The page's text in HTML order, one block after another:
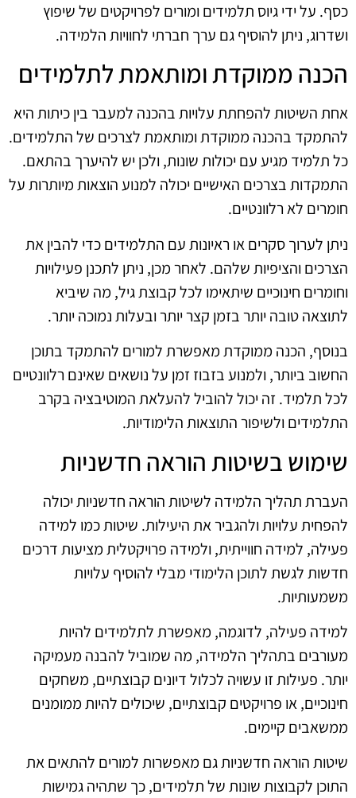
כסף. על ידי גיוס תלמידים ומורים לפרויקטים של שיפוץ
ושדרוג, ניתן להוסיף גם ערך חברתי לחוויות הלמידה.
הכנה ממוקדת ומותאמת לתלמידים
אחת השיטות להפחתת עלויות בהכנה למעבר בין כיתות היא
להתמקד בהכנה ממוקדת ומותאמת לצרכים של התלמידים.
כל תלמיד מגיע עם יכולות שונות, ולכן יש להיערך בהתאם.
התמקדות בצרכים האישיים יכולה למנוע הוצאות מיותרות על
חומרים לא רלוונטיים.
ניתן לערוך סקרים או ראיונות עם התלמידים כדי להבין את
הצרכים והציפיות שלהם. לאחר מכן, ניתן לתכנן פעילויות
וחומרים חינוכיים שיתאימו לכל קבוצת גיל, מה שיביא
לתוצאה טובה יותר בזמן קצר יותר ובעלות נמוכה יותר.
בנוסף, הכנה ממוקדת מאפשרת למורים להתמקד בתוכן
החשוב ביותר, ולמנוע בזבוז זמן על נושאים שאינם רלוונטיים
לכל תלמיד. זה יכול להוביל להעלאת המוטיבציה בקרב
התלמידים ולשיפור התוצאות הלימודיות.
שימוש בשיטות הוראה חדשניות
העברת תהליך הלמידה לשיטות הוראה חדשניות יכולה
להפחית עלויות ולהגביר את היעילות. שיטות כמו למידה
פעילה, למידה חווייתית, ולמידה פרויקטלית מציעות דרכים
חדשות לגשת לתוכן הלימודי מבלי להוסיף עלויות
משמעותיות.
למידה פעילה, לדוגמה, מאפשרת לתלמידים להיות
מעורבים בתהליך הלמידה, מה שמוביל להבנה מעמיקה
יותר. פעילות זו עשויה לכלול דיונים קבוצתיים, משחקים
חינוכיים, או פרויקטים קבוצתיים, שיכולים להיות ממומנים
ממשאבים קיימים.
שיטות הוראה חדשניות גם מאפשרות למורים להתאים את
התוכן לקבוצות שונות של תלמידים, כך שתהיה גמישות